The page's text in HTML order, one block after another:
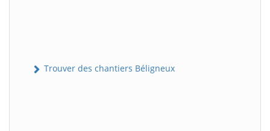
Trouver des chantiers Béligneux